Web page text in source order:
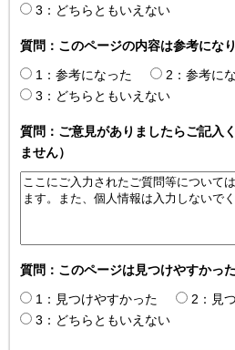
3：どちらともいえない
質問：このページの内容は参考にな
1：参考になった
2：参考に
3：どちらともいえない
質問：ご意見がありましたらご記入
ません）
質問：このページは見つけやすかっ
1：見つけやすかった
2：見
3：どちらともいえない